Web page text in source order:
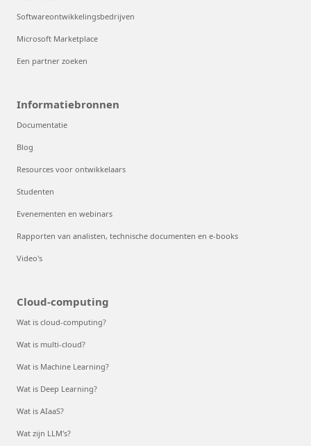
Softwareontwikkelingsbedrijven
Microsoft Marketplace
Een partner zoeken
Informatiebronnen
Documentatie
Blog
Resources voor ontwikkelaars
Studenten
Evenementen en webinars
Rapporten van analisten, technische documenten en e-books
Video's
Cloud-computing
Wat is cloud-computing?
Wat is multi-cloud?
Wat is Machine Learning?
Wat is Deep Learning?
Wat is AIaaS?
Wat zijn LLM's?